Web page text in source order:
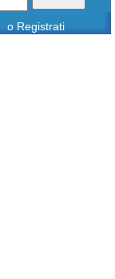
o Registrati